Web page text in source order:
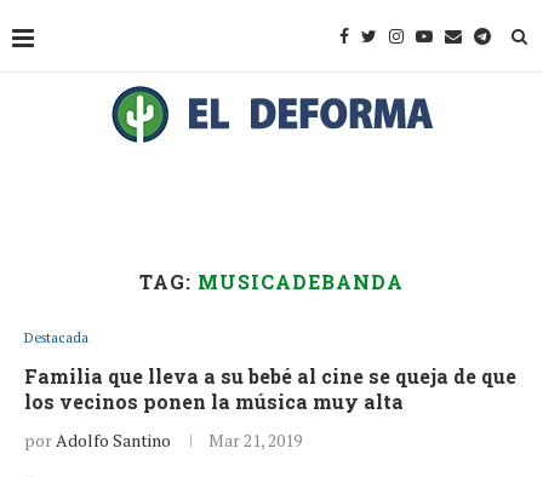
TAG: MUSICADEBANDA
Destacada
Familia que lleva a su bebé al cine se queja de que
los vecinos ponen la música muy alta
porAdolfo Santino Mar 21, 2019